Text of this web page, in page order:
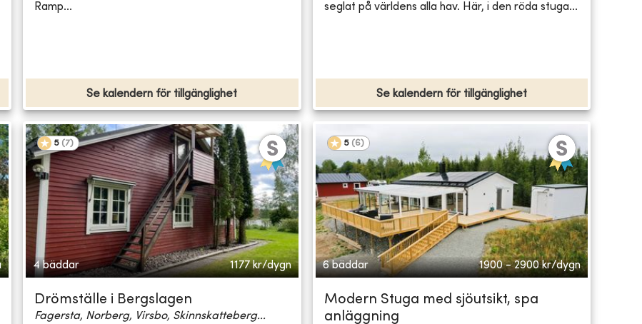
Ramp...
Se kalendern för tillgänglighet
seglat på världens alla hav. Här, i den röda stuga...
Se kalendern för tillgänglighet
5 (7)
4 bäddar 1177 kr/dygn
Drömställe i Bergslagen
Fagersta, Norberg, Virsbo, Skinnskatteberg...
5 (6)
6 bäddar 1900 - 2900 kr/dygn
Modern Stuga med sjöutsikt, spa
anläggning